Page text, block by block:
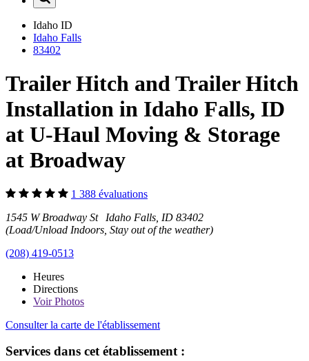
Idaho ID
Idaho Falls
83402
Trailer Hitch and Trailer Hitch
Installation in Idaho Falls, ID
at U-Haul Moving & Storage
at Broadway
1 388 évaluations
1545 W Broadway St Idaho Falls, ID 83402
(Load/Unload Indoors, Stay out of the weather)
(208) 419-0513
Heures
Directions
VoirPhotos
Consulter la carte de l'établissement
Services dans cet établissement :